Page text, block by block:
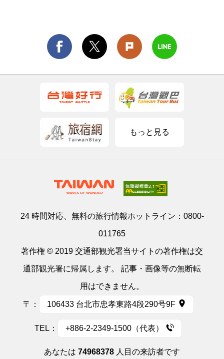
もっと見る
24 時間対応、無料の旅行情報ホットライン： 0800-
011765
著作権 © 2019 交通部観光署当サイトの著作権は交
通部観光署に帰属します。 記事・画像等の無断転
用はできません。
〒： 106433 台北市忠孝東路4段290号9F
TEL： +886-2-2349-1500（代表）
あなたは 74968378 人目の来訪者です